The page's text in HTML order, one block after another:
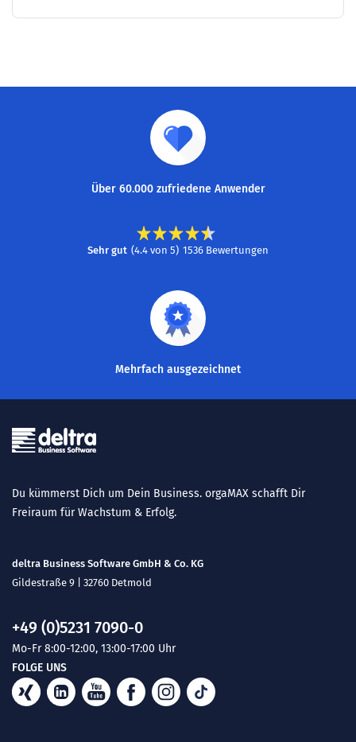
Über 60.000 zufriedene Anwender
Sehr gut (4.4 von 5) 1536 Bewertungen
Mehrfach ausgezeichnet
Du kümmerst Dich um Dein Business. orgaMAX schafft Dir
Freiraum für Wachstum & Erfolg.
deltra Business Software GmbH & Co. KG
Gildestraße 9 | 32760 Detmold
+49 (0)5231 7090-0
Mo-Fr 8:00-12:00, 13:00-17:00 Uhr
FOLGE UNS